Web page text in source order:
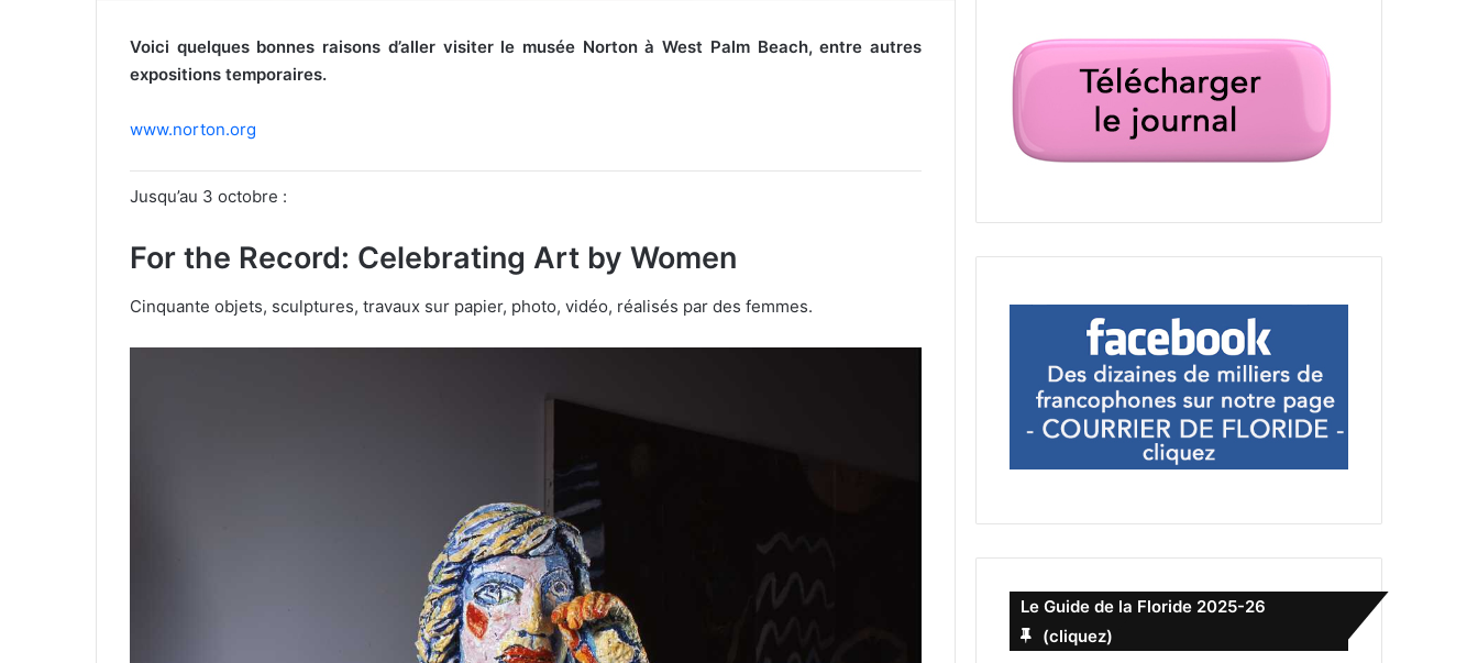
Voici quelques bonnes raisons d’aller visiter le musée Norton à West Palm Beach, entre autres
expositions temporaires.
www.norton.org
Jusqu’au 3 octobre :
For the Record: Celebrating Art by Women
Cinquante objets, sculptures, travaux sur papier, photo, vidéo, réalisés par des femmes.
Le Guide de la Floride 2025-26
(cliquez)